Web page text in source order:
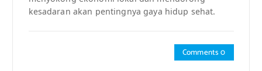
kesadaran akan pentingnya gaya hidup sehat.
Comments 0